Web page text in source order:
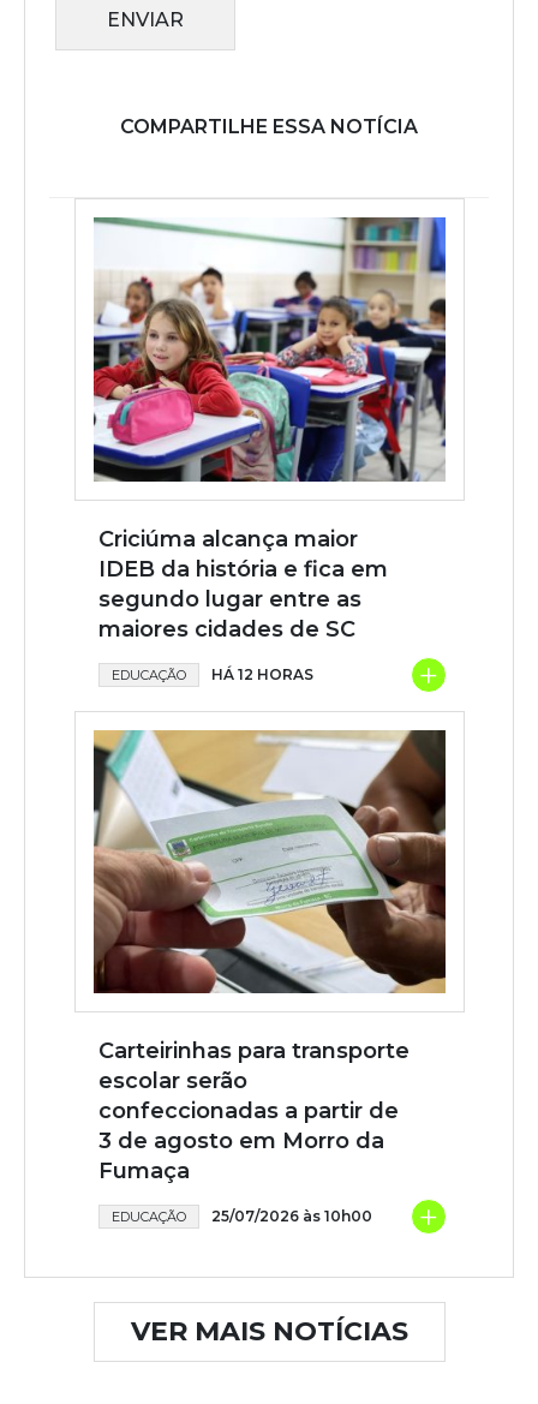
ENVIAR
COMPARTILHE ESSA NOTÍCIA
Criciúma alcança maior
IDEB da história e fica em
segundo lugar entre as
maiores cidades de SC
EDUCAÇÃO HÁ 12 HORAS +
Carteirinhas para transporte
escolar serão
confeccionadas a partir de
3 de agosto em Morro da
Fumaça
EDUCAÇÃO 25/07/2026 às 10h00 +
VER MAIS NOTÍCIAS